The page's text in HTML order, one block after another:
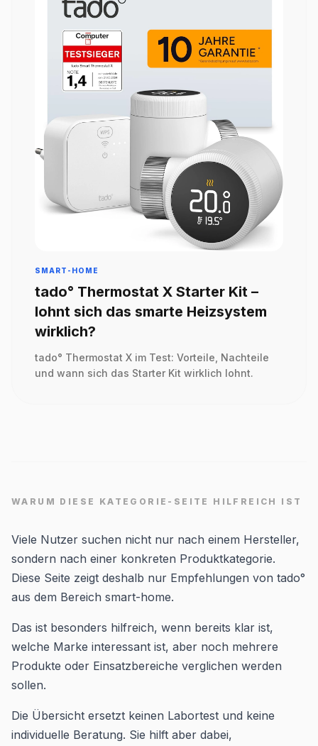
SMART-HOME
tado° Thermostat X Starter Kit –
lohnt sich das smarte Heizsystem
wirklich?
tado° Thermostat X im Test: Vorteile, Nachteile
und wann sich das Starter Kit wirklich lohnt.
WARUM DIESE KATEGORIE-SEITE HILFREICH IST
Viele Nutzer suchen nicht nur nach einem Hersteller,
sondern nach einer konkreten Produktkategorie.
Diese Seite zeigt deshalb nur Empfehlungen von tado°
aus dem Bereich smart-home.
Das ist besonders hilfreich, wenn bereits klar ist,
welche Marke interessant ist, aber noch mehrere
Produkte oder Einsatzbereiche verglichen werden
sollen.
Die Übersicht ersetzt keinen Labortest und keine
individuelle Beratung. Sie hilft aber dabei,